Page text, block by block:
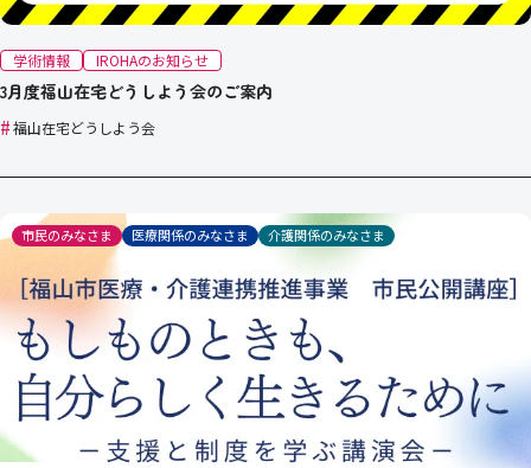
学術情報 IROHAのお知らせ
3月度福山在宅どうしよう会のご案内
#福山在宅どうしよう会
市民のみなさま 医療関係のみなさま 介護関係のみなさま